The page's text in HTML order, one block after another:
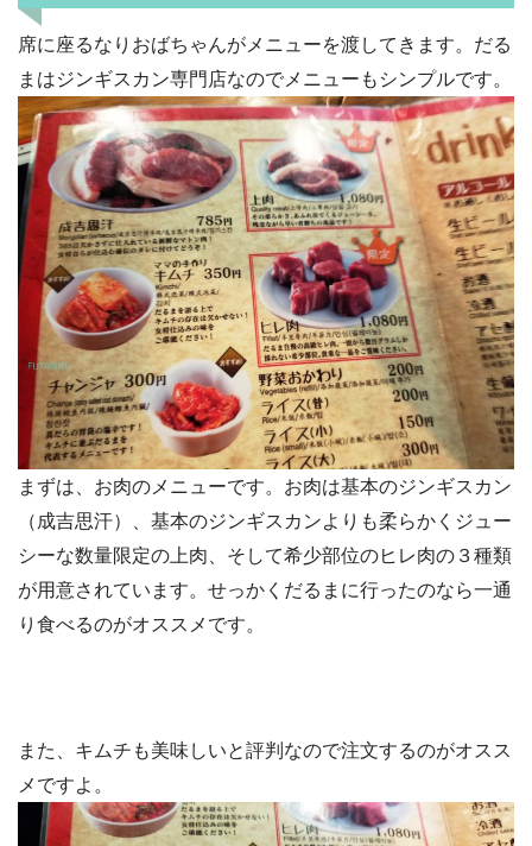
席に座るなりおばちゃんがメニューを渡してきます。だる
まはジンギスカン専門店なのでメニューもシンプルです。
まずは、お肉のメニューです。お肉は基本のジンギスカン
（成吉思汗）、基本のジンギスカンよりも柔らかくジュー
シーな数量限定の上肉、そして希少部位のヒレ肉の３種類
が用意されています。せっかくだるまに行ったのなら一通
り食べるのがオススメです。
また、キムチも美味しいと評判なので注文するのがオスス
メですよ。